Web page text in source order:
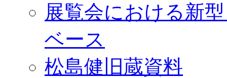
展覧会における新
ベース
松島健旧蔵資料